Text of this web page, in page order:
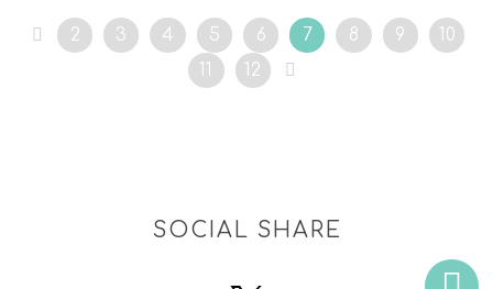
2 3 4 5 6 7 8 9
10
12
SOCIAL SHARE